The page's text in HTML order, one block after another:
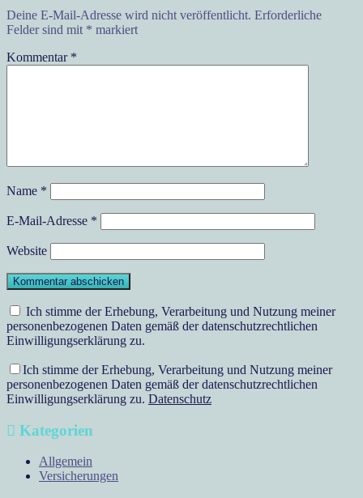
Deine E-Mail-Adresse wird nicht veröffentlicht. Erforderliche
Felder sind mit * markiert
Kommentar *
Name *
E-Mail-Adresse *
Website
Ich stimme der Erhebung, Verarbeitung und Nutzung meiner
personenbezogenen Daten gemäß der datenschutzrechtlichen
Einwilligungserklärung zu.
Ich stimme der Erhebung, Verarbeitung und Nutzung meiner
personenbezogenen Daten gemäß der datenschutzrechtlichen
Einwilligungserklärung zu. Datenschutz
Kategorien
Allgemein
Versicherungen